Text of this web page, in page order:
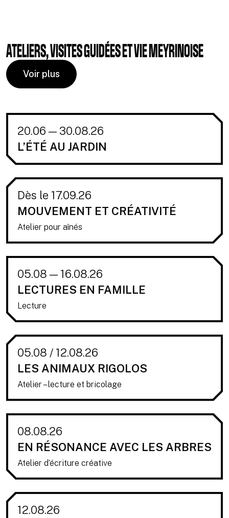
ATELIERS, VISITES GUIDÉES ET VIE MEYRINOISE
Voir plus
20.06 — 30.08.26
L’ÉTÉ AU JARDIN
Dès le 17.09.26
MOUVEMENT ET CRÉATIVITÉ
Atelier pour aînés
05.08 — 16.08.26
LECTURES EN FAMILLE
Lecture
05.08 / 12.08.26
LES ANIMAUX RIGOLOS
Atelier – lecture et bricolage
08.08.26
EN RÉSONANCE AVEC LES ARBRES
Atelier d’écriture créative
12.08.26